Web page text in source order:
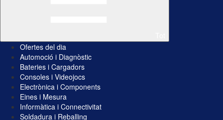
Ofertes del dia
Automoció i Diagnòstic
Bateries i Cargadors
Consoles i Videojocs
Electrònica i Components
Eines i Mesura
Informàtica i Connectivitat
Soldadura i Reballing